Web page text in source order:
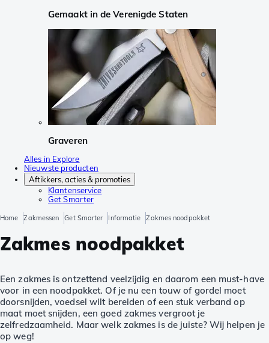
Gemaakt in de Verenigde Staten
Graveren
Alles in Explore
Nieuwste producten
Aftikkers, acties & promoties
Klantenservice
Get Smarter
Home Zakmessen Get Smarter Informatie Zakmes noodpakket
Zakmes noodpakket
Een zakmes is ontzettend veelzijdig en daarom een must-have
voor in een noodpakket. Of je nu een touw of gordel moet
doorsnijden, voedsel wilt bereiden of een stuk verband op
maat moet snijden, een goed zakmes vergroot je
zelfredzaamheid. Maar welk zakmes is de juiste? Wij helpen je
op weg!